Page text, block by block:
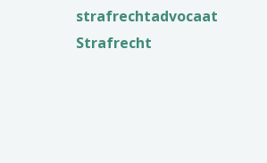
strafrechtadvocaat
Strafrecht